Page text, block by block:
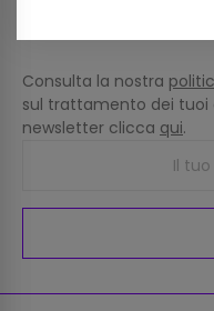
Consulta la nostra
sul trattamento dei tuoi
newsletter clicca qui.